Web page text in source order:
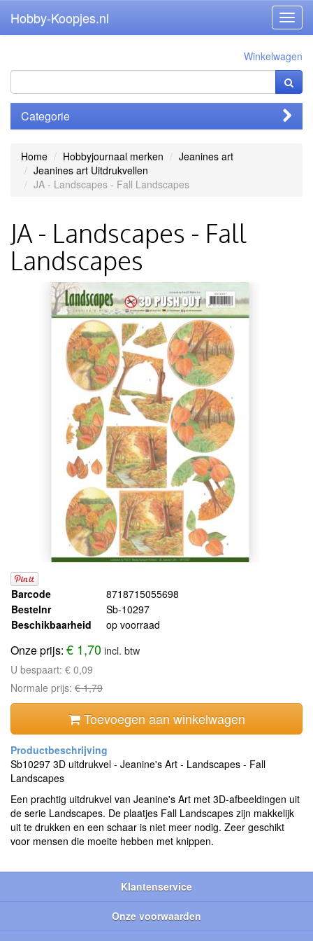
Hobby-Koopjes.nl
Winkelwagen
Categorie
Home Hobbyjournaal merken
Jeanines art
Jeanines art Uitdrukvellen
JA - Landscapes - Fall Landscapes
JA - Landscapes - Fall
Landscapes
Barcode
8718715055698
Bestelnr
Sb-10297
Beschikbaarheid
op voorraad
Onze prijs: € 1,70incl. btw
U bespaart: € 0,09
Normale prijs: € 1,79
Toevoegen aan winkelwagen
Sb10297 3D uitdrukvel - Jeanine's Art - Landscapes - Fall
Landscapes
Een prachtig uitdrukvel van Jeanine's Art met 3D-afbeeldingen uit
de serie Landscapes. De plaatjes Fall Landscapes zijn makkelijk
uit te drukken en een schaar is niet meer nodig. Zeer geschikt
voor mensen die moeite hebben met knippen.
Klantenservice
Onze voorwaarden